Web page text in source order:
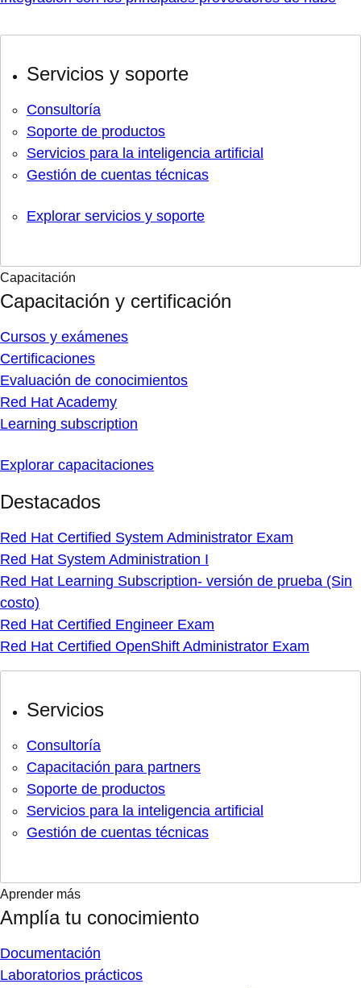
Servicios y soporte
Consultoría
Soporte de productos
Servicios para la inteligencia artificial
Gestión de cuentas técnicas
Explorar servicios y soporte
Capacitación
Capacitación y certificación
Cursos y exámenes
Certificaciones
Evaluación de conocimientos
Red Hat Academy
Learning subscription
Explorar capacitaciones
Destacados
Red Hat Certified System Administrator Exam
Red Hat System Administration I
Red Hat Learning Subscription- versión de prueba (Sin
costo)
Red Hat Certified Engineer Exam
Red Hat Certified OpenShift Administrator Exam
Servicios
Consultoría
Capacitación para partners
Soporte de productos
Servicios para la inteligencia artificial
Gestión de cuentas técnicas
Aprender más
Amplía tu conocimiento
Documentación
Laboratorios prácticos